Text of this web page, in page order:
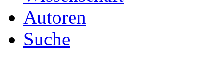
Autoren
Suche